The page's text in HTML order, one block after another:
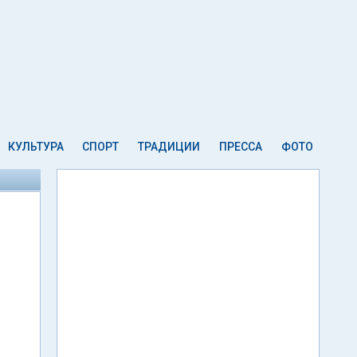
КУЛЬТУРА СПОРТ ТРАДИЦИИ ПРЕССА ФОТО